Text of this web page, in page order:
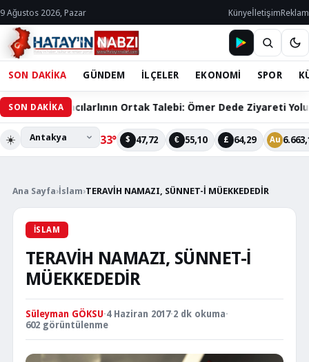
9 Ağustos 2026, Pazar KünyeİletişimReklam
SON DAKİKA GÜNDEM İLÇELER EKONOMİ SPOR
SON DAKİKA
Hacılarlının Ortak Talebi: Ömer Dede Ziyareti Yolu Çözüm
☀️ 33° $ 47,72 € 55,10 £ 64,29 Au
Ana Sayfa› İslam›TERAVİH NAMAZI, SÜNNET-İ MÜEKKEDEDİR
İSLAM
TERAVİH NAMAZI, SÜNNET-İ
MÜEKKEDEDİR
Süleyman GÖKSU·4 Haziran 2017·2 dk okuma·
602 görüntülenme